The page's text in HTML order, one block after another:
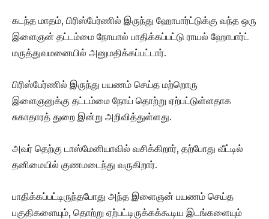
கடந்த மாதம், பிரிஸ்பேர்ணில் இருந்து ஹோபார்ட்டுக்கு வந்த ஒரு
இளைஞன் தட்டம்மை நோயால் பாதிக்கப்பட்டு ராயல் ஹோபார்ட்
மருத்துவமனையில் அனுமதிக்கப்பட்டார்.
பிரிஸ்பேர்ணில் இருந்து பயணம் செய்த மற்றொரு
இளைஞனுக்கு தட்டம்மை நோய் தொற்று ஏற்பட்டுள்ளதாக
சுகாதாரத் துறை இன்று அறிவித்துள்ளது.
அவர் தெற்கு டாஸ்மேனியாவில் வசிக்கிறார், தற்போது வீட்டில்
தனிமையில் குணமடைந்து வருகிறார்.
பாதிக்கப்பட்டிருந்தபோது அந்த இளைஞன் பயணம் செய்த
பகுதிகளையும், தொற்று ஏற்பட்டிருக்கக்கூடிய இடங்களையும்